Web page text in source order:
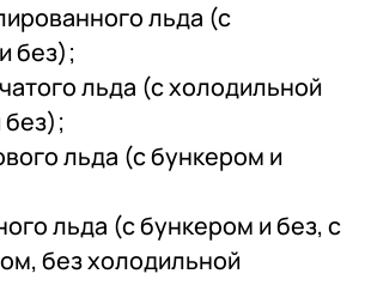
льда (с
без);
льда (с холодильной
льда (с бункером и
льда (с бункером и без, с
без холодильной